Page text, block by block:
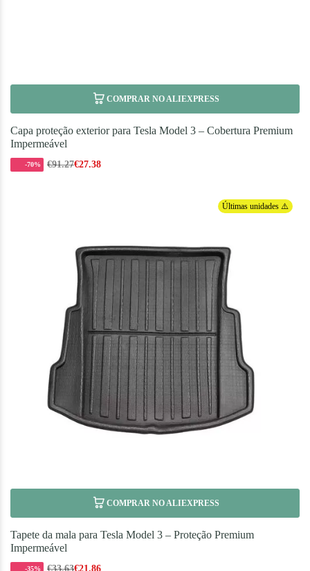
COMPRAR NO ALIEXPRESS
Capa proteção exterior para Tesla Model 3 – Cobertura Premium
Impermeável
-70% €91.27€27.38
Últimas unidades ⚠️
COMPRAR NO ALIEXPRESS
Tapete da mala para Tesla Model 3 – Proteção Premium
Impermeável
-35% €33.63€21.86